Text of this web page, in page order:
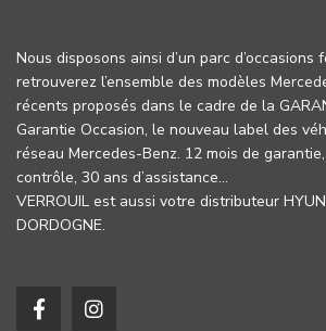
Nous disposons ainsi d’un parc d’occasions
retrouverez l’ensemble des modèles
récents proposés dans le cadre de la
Garantie Occasion, le nouveau label des
réseau Mercedes-Benz. 12 mois de
contrôle, 30 ans d’assistance…
VERROUIL est aussi votre distributeur
DORDOGNE.